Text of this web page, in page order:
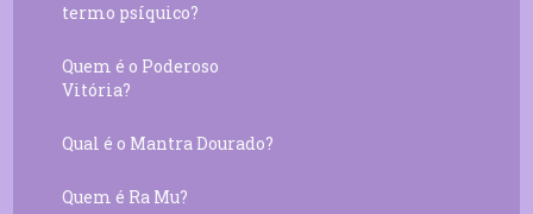
termo psíquico?
Quem é o Poderoso
Vitória?
Qual é o Mantra Dourado?
Quem é Ra Mu?